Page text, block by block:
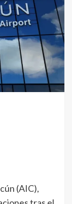
(AIC),